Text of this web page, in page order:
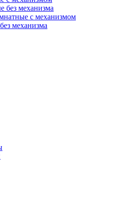
без механизма
с механизмом
механизма